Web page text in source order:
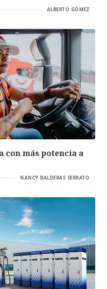
ALBERTO GÓMEZ
con más potencia a
NANCY BALDERAS SERRATO